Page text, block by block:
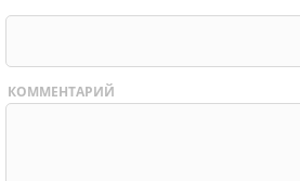
КОММЕНТАРИЙ